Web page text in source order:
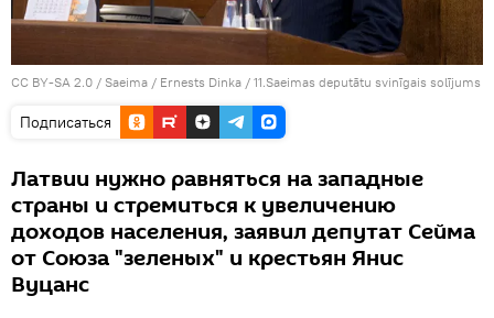
CC BY-SA 2.0 / Saeima / Ernests Dinka / 11.Saeimas deputātu svinīgais solījums
Подписаться
Латвии нужно равняться на западные
страны и стремиться к увеличению
доходов населения, заявил депутат Сейма
от Союза "зеленых" и крестьян Янис
Вуцанс